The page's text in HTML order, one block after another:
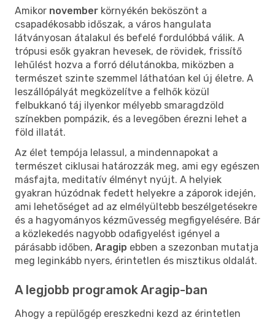
Amikor november környékén beköszönt a
csapadékosabb időszak, a város hangulata
látványosan átalakul és befelé fordulóbbá válik. A
trópusi esők gyakran hevesek, de rövidek, frissítő
lehűlést hozva a forró délutánokba, miközben a
természet szinte szemmel láthatóan kel új életre. A
leszállópályát megközelítve a felhők közül
felbukkanó táj ilyenkor mélyebb smaragdzöld
színekben pompázik, és a levegőben érezni lehet a
föld illatát.
Az élet tempója lelassul, a mindennapokat a
természet ciklusai határozzák meg, ami egy egészen
másfajta, meditatív élményt nyújt. A helyiek
gyakran húzódnak fedett helyekre a záporok idején,
ami lehetőséget ad az elmélyültebb beszélgetésekre
és a hagyományos kézművesség megfigyelésére. Bár
a közlekedés nagyobb odafigyelést igényel a
párásabb időben, Aragip ebben a szezonban mutatja
meg leginkább nyers, érintetlen és misztikus oldalát.
A legjobb programok Aragip-ban
Ahogy a repülőgép ereszkedni kezd az érintetlen